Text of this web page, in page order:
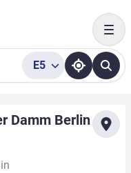
E5
Damm Berlin